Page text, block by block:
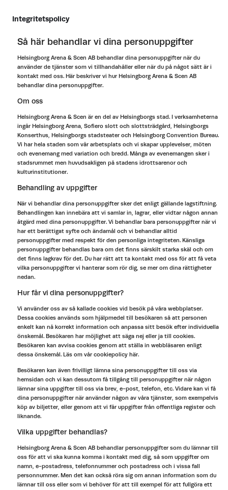
Integritetspolicy
Så här behandlar vi dina personuppgifter
Helsingborg Arena & Scen AB behandlar dina personuppgifter när du
använder de tjänster som vi tillhandahåller eller när du på något sätt är i
kontakt med oss. Här beskriver vi hur Helsingborg Arena & Scen AB
behandlar dina personuppgifter.
Om oss
Helsingborg Arena & Scen är en del av Helsingborgs stad. I verksamheterna
ingår Helsingborg Arena, Sofiero slott och slottsträdgård, Helsingborgs
Konserthus, Helsingborgs stadsteater och Helsingborg Convention Bureau.
Vi har hela staden som vår arbetsplats och vi skapar upplevelser, möten
och evenemang med variation och bredd. Många av evenemangen sker i
stadsrummet men huvudsakligen på stadens idrottsarenor och
kulturinstitutioner.
Behandling av uppgifter
När vi behandlar dina personuppgifter sker det enligt gällande lagstiftning.
Behandlingen kan innebära att vi samlar in, lagrar, eller vidtar någon annan
åtgärd med dina personuppgifter. Vi behandlar bara personuppgifter när vi
har ett berättigat syfte och ändamål och vi behandlar alltid
personuppgifter med respekt för den personliga integriteten. Känsliga
personuppgifter behandlas bara om det finns särskilt starka skäl och om
det finns lagkrav för det. Du har rätt att ta kontakt med oss för att få veta
vilka personuppgifter vi hanterar som rör dig, se mer om dina rättigheter
nedan.
Hur får vi dina personuppgifter?
Vi använder oss av så kallade cookies vid besök på våra webbplatser.
Dessa cookies används som hjälpmedel till besökaren så att personen
enkelt kan nå korrekt information och anpassa sitt besök efter individuella
önskemål. Besökaren har möjlighet att säga nej eller ja till cookies.
Besökaren kan avvisa cookies genom att ställa in webbläsaren enligt
dessa önskemål. Läs om vår cookiepolicy här.
Besökaren kan även frivilligt lämna sina personuppgifter till oss via
hemsidan och vi kan dessutom få tillgång till personuppgifter när någon
lämnar sina uppgifter till oss via brev, e-post, telefon, etc. Vidare kan vi få
dina personuppgifter när använder någon av våra tjänster, som exempelvis
köp av biljetter, eller genom att vi får uppgifter från offentliga register och
liknande.
Vilka uppgifter behandlas?
Helsingborg Arena & Scen AB behandlar personuppgifter som du lämnar till
oss för att vi ska kunna komma i kontakt med dig, så som uppgifter om
namn, e-postadress, telefonnummer och postadress och i vissa fall
personnummer. Men det kan också röra sig om annan information som du
lämnar till oss eller som vi behöver för att till exempel för att fullgöra ett